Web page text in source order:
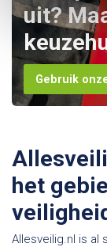
uit?
Gebruik
het
Allesveilig.nl is al